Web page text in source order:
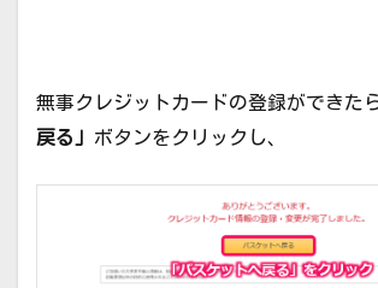
無事クレジットカードの登録ができた
戻る」 ボタンをクリックし、